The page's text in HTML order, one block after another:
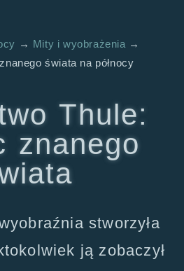
→ Mity i wyobrażenia →
świata na północy
Thule:
znanego
stworzyła
ją zobaczył